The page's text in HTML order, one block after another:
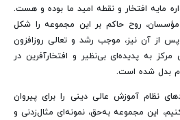
مایه افتخار و نقطه امید ما بوده و هست.
روح حاکم بر این مجموعه را شکل
از آن نیز، موجب رشد و تعالی روزافزون
به پدیده‌ای بی‌نظیر و افتخارآفرین در
بدل شده است.
نظام آموزش عالی دینی را برای پیروان
این مجموعه به‌حق، نمونه‌ای مثال‌زدنی و